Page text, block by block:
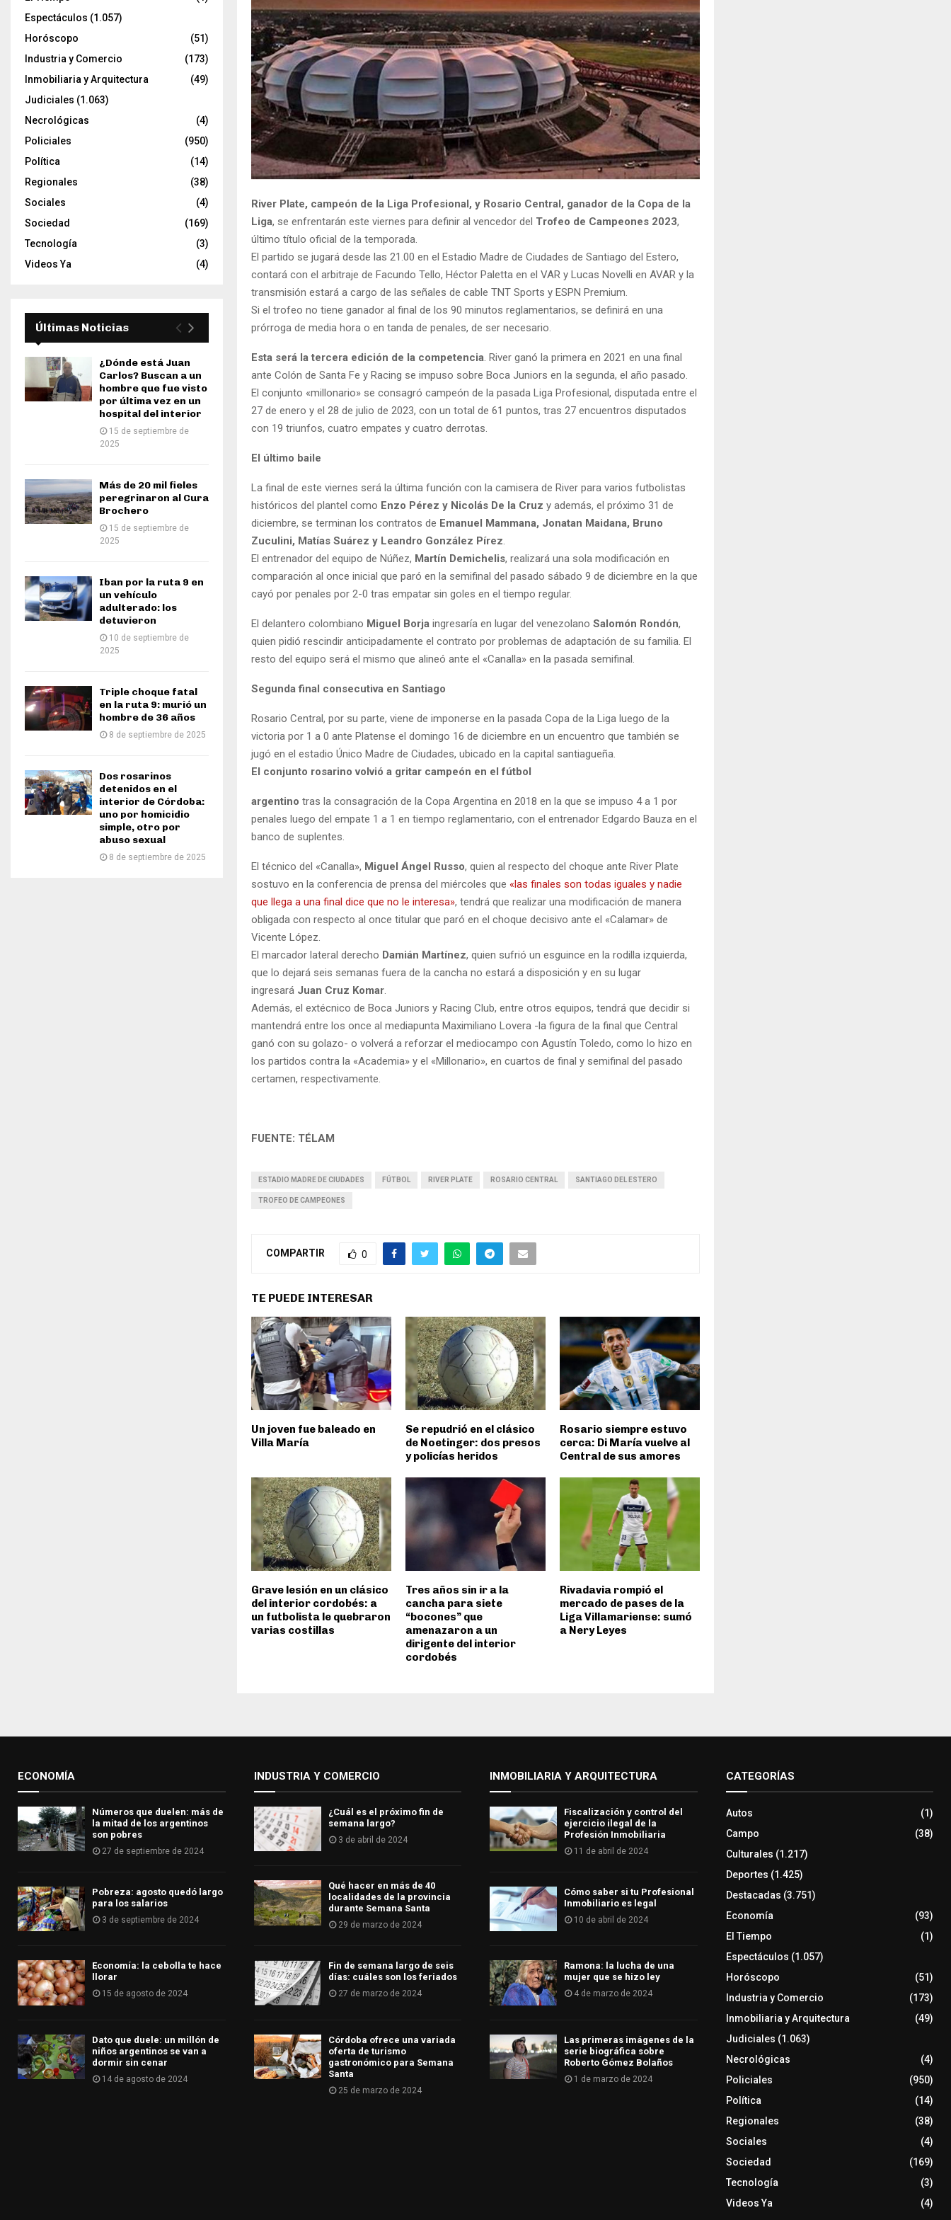
River Plate, campeón de la Liga Profesional, y Rosario Central, ganador de la Copa de la
Liga, se enfrentarán este viernes para definir al vencedor del Trofeo de Campeones 2023,
último título oficial de la temporada.
El partido se jugará desde las 21.00 en el Estadio Madre de Ciudades de Santiago del Estero,
contará con el arbitraje de Facundo Tello, Héctor Paletta en el VAR y Lucas Novelli en AVAR y la
transmisión estará a cargo de las señales de cable TNT Sports y ESPN Premium.
Si el trofeo no tiene ganador al final de los 90 minutos reglamentarios, se definirá en una
prórroga de media hora o en tanda de penales, de ser necesario.
Esta será la tercera edición de la competencia. River ganó la primera en 2021 en una final
ante Colón de Santa Fe y Racing se impuso sobre Boca Juniors en la segunda, el año pasado.
El conjunto «millonario» se consagró campeón de la pasada Liga Profesional, disputada entre el
27 de enero y el 28 de julio de 2023, con un total de 61 puntos, tras 27 encuentros disputados
con 19 triunfos, cuatro empates y cuatro derrotas.
El último baile
La final de este viernes será la última función con la camisera de River para varios futbolistas
históricos del plantel como Enzo Pérez y Nicolás De la Cruz y además, el próximo 31 de
diciembre, se terminan los contratos de Emanuel Mammana, Jonatan Maidana, Bruno
Zuculini, Matías Suárez y Leandro González Pírez.
El entrenador del equipo de Núñez, Martín Demichelis, realizará una sola modificación en
comparación al once inicial que paró en la semifinal del pasado sábado 9 de diciembre en la que
cayó por penales por 2-0 tras empatar sin goles en el tiempo regular.
El delantero colombiano Miguel Borja ingresaría en lugar del venezolano Salomón Rondón,
quien pidió rescindir anticipadamente el contrato por problemas de adaptación de su familia. El
resto del equipo será el mismo que alineó ante el «Canalla» en la pasada semifinal.
Segunda final consecutiva en Santiago
Rosario Central, por su parte, viene de imponerse en la pasada Copa de la Liga luego de la
victoria por 1 a 0 ante Platense el domingo 16 de diciembre en un encuentro que también se
jugó en el estadio Único Madre de Ciudades, ubicado en la capital santiagueña.
El conjunto rosarino volvió a gritar campeón en el fútbol
argentino tras la consagración de la Copa Argentina en 2018 en la que se impuso 4 a 1 por
penales luego del empate 1 a 1 en tiempo reglamentario, con el entrenador Edgardo Bauza en el
banco de suplentes.
El técnico del «Canalla», Miguel Ángel Russo, quien al respecto del choque ante River Plate
sostuvo en la conferencia de prensa del miércoles que «las finales son todas iguales y nadie
que llega a una final dice que no le interesa», tendrá que realizar una modificación de manera
obligada con respecto al once titular que paró en el choque decisivo ante el «Calamar» de
Vicente López.
El marcador lateral derecho Damián Martínez, quien sufrió un esguince en la rodilla izquierda,
que lo dejará seis semanas fuera de la cancha no estará a disposición y en su lugar
ingresará Juan Cruz Komar.
Además, el extécnico de Boca Juniors y Racing Club, entre otros equipos, tendrá que decidir si
mantendrá entre los once al mediapunta Maximiliano Lovera -la figura de la final que Central
ganó con su golazo- o volverá a reforzar el mediocampo con Agustín Toledo, como lo hizo en
los partidos contra la «Academia» y el «Millonario», en cuartos de final y semifinal del pasado
certamen, respectivamente.
FUENTE: TÉLAM
ESTADIO MADRE DE CIUDADES FÚTBOL RIVER PLATE ROSARIO CENTRAL SANTIAGO DEL ESTERO
TROFEO DE CAMPEONES
COMPARTIR 0
TE PUEDE INTERESAR
Un joven fue baleado en
Villa María
Se repudrió en el clásico
de Noetinger: dos presos
y policías heridos
Rosario siempre estuvo
cerca: Di María vuelve al
Central de sus amores
Grave lesión en un clásico
del interior cordobés: a
un futbolista le quebraron
varias costillas
Tres años sin ir a la
cancha para siete
“bocones” que
amenazaron a un
dirigente del interior
cordobés
Rivadavia rompió el
mercado de pases de la
Liga Villamariense: sumó
a Nery Leyes
Espectáculos (1.057)
Horóscopo
(51)
Industria y Comercio
(173)
Inmobiliaria y Arquitectura
(49)
Judiciales (1.063)
Necrológicas
(4)
Policiales
(950)
Política
(14)
Regionales
(38)
Sociales
(4)
Sociedad
(169)
Tecnología
(3)
Videos Ya
(4)
Últimas Noticias
¿Dónde está Juan
Carlos? Buscan a un
hombre que fue visto
por última vez en un
hospital del interior
15 de septiembre de
2025
Más de 20 mil fieles
peregrinaron al Cura
Brochero
15 de septiembre de
2025
Iban por la ruta 9 en
un vehículo
adulterado: los
detuvieron
10 de septiembre de
2025
Triple choque fatal
en la ruta 9: murió un
hombre de 36 años
8 de septiembre de 2025
Dos rosarinos
detenidos en el
interior de Córdoba:
uno por homicidio
simple, otro por
abuso sexual
8 de septiembre de 2025
ECONOMÍA
Números que duelen: más de
la mitad de los argentinos
son pobres
27 de septiembre de 2024
Pobreza: agosto quedó largo
para los salarios
3 de septiembre de 2024
Economía: la cebolla te hace
llorar
15 de agosto de 2024
Dato que duele: un millón de
niños argentinos se van a
dormir sin cenar
14 de agosto de 2024
INDUSTRIA Y COMERCIO
¿Cuál es el próximo fin de
semana largo?
3 de abril de 2024
Qué hacer en más de 40
localidades de la provincia
durante Semana Santa
29 de marzo de 2024
Fin de semana largo de seis
días: cuáles son los feriados
27 de marzo de 2024
Córdoba ofrece una variada
oferta de turismo
gastronómico para Semana
Santa
25 de marzo de 2024
INMOBILIARIA Y ARQUITECTURA
Fiscalización y control del
ejercicio ilegal de la
Profesión Inmobiliaria
11 de abril de 2024
Cómo saber si tu Profesional
Inmobiliario es legal
10 de abril de 2024
Ramona: la lucha de una
mujer que se hizo ley
4 de marzo de 2024
Las primeras imágenes de la
serie biográfica sobre
Roberto Gómez Bolaños
1 de marzo de 2024
CATEGORÍAS
Autos
(1)
Campo
(38)
Culturales (1.217)
Deportes (1.425)
Destacadas (3.751)
Economía
(93)
El Tiempo
(1)
Espectáculos (1.057)
Horóscopo
(51)
Industria y Comercio
(173)
Inmobiliaria y Arquitectura
(49)
Judiciales (1.063)
Necrológicas
(4)
Policiales
(950)
Política
(14)
Regionales
(38)
Sociales
(4)
Sociedad
(169)
Tecnología
(3)
Videos Ya
(4)